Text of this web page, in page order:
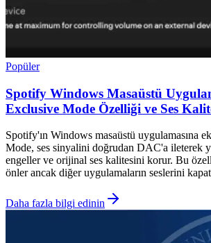
Popüler
Spotify Windows Masaüstü
Exclusive Mode Özelliği ve Ses
Spotify'ın Windows masaüstü uygulamasına
Mode, ses sinyalini doğrudan DAC'a ileterek
engeller ve orijinal ses kalitesini korur. Bu
önler ancak diğer uygulamaların seslerini
Daha fazla bilgi edinin